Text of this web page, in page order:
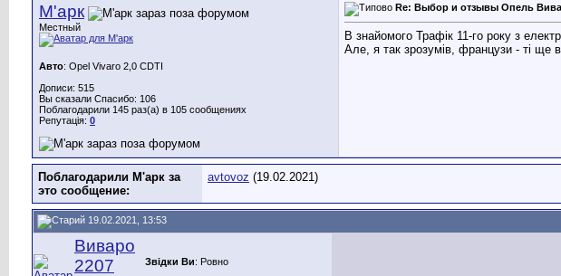
М'арк
Местный
Авто: Opel Vivaro 2,0 CDTI
Дописи: 515
Вы сказали Спасибо: 106
Поблагодарили 145 раз(а) в 105 сообщениях
Репутація: 0
Re: Выбор и отзывы Опель
В знайомого Трафік 11-го року з
Але, я так зрозумів, французи - ті ще
Поблагодарили М'арк за
это сообщение:
avtovoz (19.02.2021)
19.02.2021, 13:53
Виваро
2207
Звідки Ви: Ровно